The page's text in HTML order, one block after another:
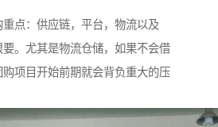
点：供应链，平台，物流以及
。尤其是物流仓储，如果不会借
项目开始前期就会背负重大的压